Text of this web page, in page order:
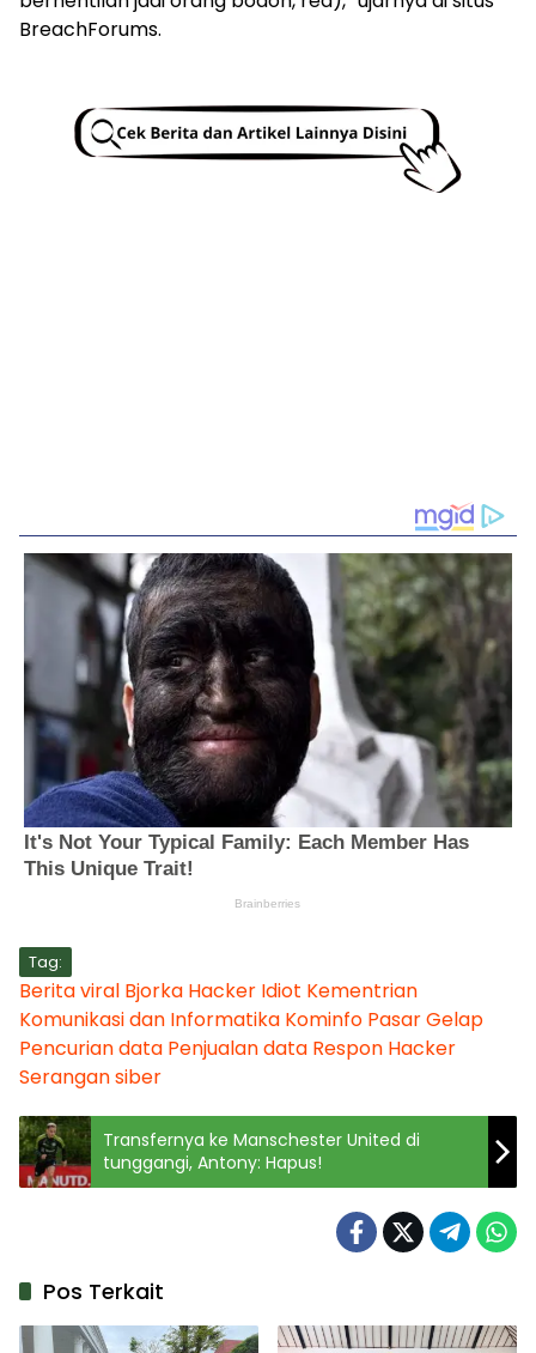
BreachForums.
Tag:
Berita viral Bjorka Hacker Idiot Kementrian
Komunikasi dan Informatika Kominfo Pasar Gelap
Pencurian data Penjualan data Respon Hacker
Serangan siber
Transfernya ke Manschester United di
tunggangi, Antony: Hapus!
Pos Terkait